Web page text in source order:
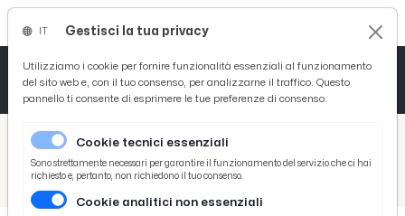
/ Picenotime
/ Calcio
/ Atalanta-Empoli 0-1, highlights
Gestisci la tua privacy
Utilizziamo i cookie per fornire funzionalità essenziali al funzionamento
del sito web e, con il tuo consenso, per analizzarne il traffico. Questo
pannello ti consente di esprimere le tue preferenze di consenso.
Cookie tecnici essenziali
Sono strettamente necessari per garantire il funzionamento del servizio che ci hai
richiesto e, pertanto, non richiedono il tuo consenso.
Cookie analitici non essenziali
Tutto News
Tutto Sport
Basket
Ciclismo
Tutto Curiosità